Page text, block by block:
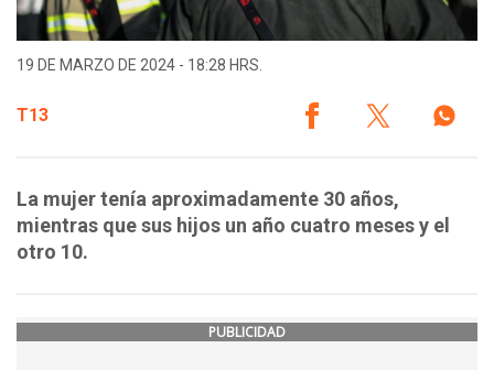
19 DE MARZO DE 2024 - 18:28 HRS.
T13
La mujer tenía aproximadamente 30 años,
mientras que sus hijos un año cuatro meses y el
otro 10.
PUBLICIDAD